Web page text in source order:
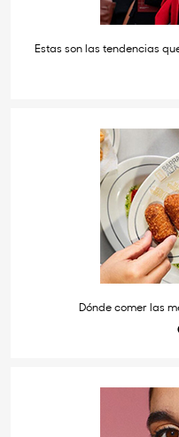
Estas son las tendencias
Dónde comer las